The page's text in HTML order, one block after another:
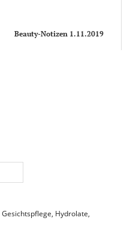
Beauty-Notizen 1.11.2019
Gesichtspflege, Hydrolate,